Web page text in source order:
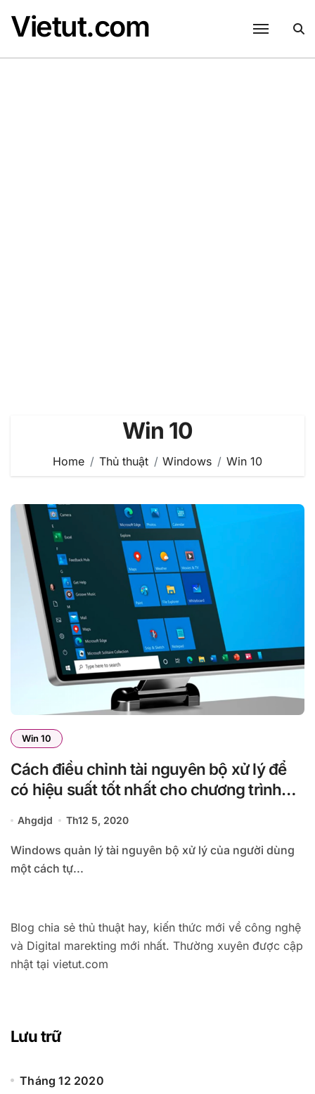
content
Vietut.com
Win 10
Home Thủ thuật Windows Win 10
Win 10
Cách điều chỉnh tài nguyên bộ xử lý để
có hiệu suất tốt nhất cho chương trình
Ahgdjd Th12 5, 2020
Windows quản lý tài nguyên bộ xử lý của người dùng
một cách tự...
Blog chia sẻ thủ thuật hay, kiến thức mới về công nghệ
và Digital marekting mới nhất. Thường xuyên được cập
nhật tại vietut.com
Lưu trữ
Tháng 12 2020